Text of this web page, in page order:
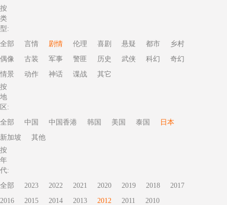
按
类
型:
全部
言情 剧情 伦理 喜剧 悬疑 都市
乡村
偶像
古装 军事 警匪 历史 武侠 科幻
奇幻
情景
动作 神话 谍战
其它
按
地
区:
全部
中国 中国香港 韩国 美国 泰国
日本
新加坡
其他
按
年
代:
全部
2023 2022 2021 2020 2019 2018
2017
2016
2015 2014 2013 2012 2011
2010